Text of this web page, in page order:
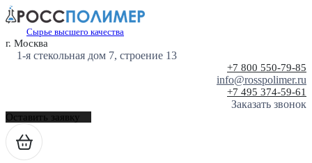
Сырье высшего качества
г. Москва
1-я стекольная дом 7, строение 13
+7 800 550-79-85
info@rosspolimer.ru
+7 495 374-59-61
Заказать звонок
Оставить заявку